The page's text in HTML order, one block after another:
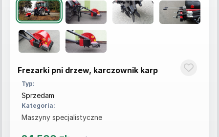
Frezarki pni drzew, karczownik karp
Typ:
Sprzedam
Kategoria:
Maszyny specjalistyczne